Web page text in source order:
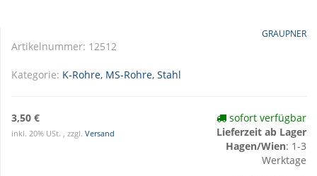
GRAUPNER
Artikelnummer: 12512
Kategorie: K-Rohre, MS-Rohre, Stahl
3,50 €
inkl. 20% USt. , zzgl. Versand
sofort verfügbar
Lieferzeit ab Lager
Hagen/Wien: 1-3
Werktage